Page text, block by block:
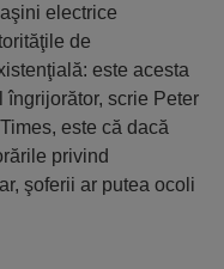
electrice
de
este acesta
scrie Peter
este că dacă
privind
şoferii ar putea ocoli